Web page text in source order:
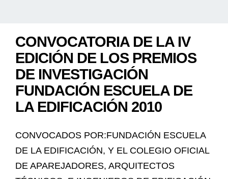
CONVOCATORIA DE LA IV
EDICIÓN DE LOS PREMIOS
DE INVESTIGACIÓN
FUNDACIÓN ESCUELA DE
LA EDIFICACIÓN 2010
CONVOCADOS POR:FUNDACIÓN ESCUELA
DE LA EDIFICACIÓN, Y EL COLEGIO OFICIAL
DE APAREJADORES, ARQUITECTOS